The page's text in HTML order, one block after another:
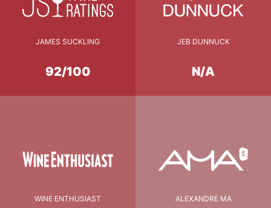
JAMES SUCKLING
92/100
JEB DUNNUCK
N/A
WINE ENTHUSIAST ALEXANDRE MA